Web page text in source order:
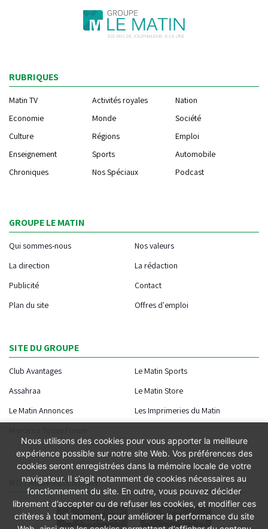
RUBRIQUES
Matin TV Activités royales
Nation
Economie
Monde
Société
Culture
Régions
Emploi
Enseignement
Sports
Automobile
Chroniques
Nos Spéciaux Podcast
GROUPE LE MATIN
Qui sommes-nous
Nos valeurs
La direction
La rédaction
Publicité
Contact
Plan du site
Offres d'emploi
SITE DU GROUPE
Club Avantages
Le Matin Sports
Assahraa
Le Matin Store
Le Matin Annonces
Les Imprimeries du Matin
NOTRE APPLICATION
Nous utilisons des cookies pour vous apporter la meilleure
expérience possible sur notre site Web. Vos préférences des
cookies seront enregistrées dans la mémoire locale de votre
navigateur. Il s’agit notamment de cookies nécessaires au
fonctionnement du site. En outre, vous pouvez décider
librement d’accepter ou de refuser les cookies, et modifier ces
critères à tout moment, pour améliorer la performance du site